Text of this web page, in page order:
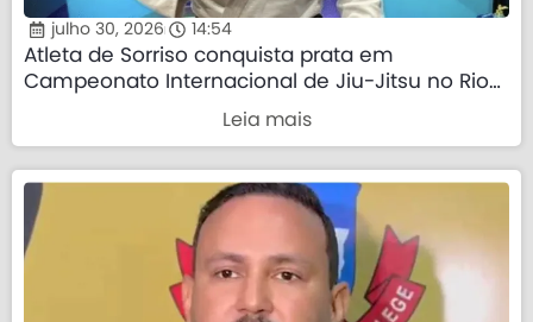
julho 30, 2026 14:54
Atleta de Sorriso conquista prata em
Campeonato Internacional de Jiu-Jitsu no Rio
Leia mais